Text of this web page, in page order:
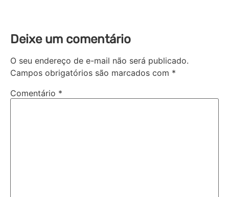
Deixe um comentário
O seu endereço de e-mail não será publicado.
Campos obrigatórios são marcados com *
Comentário *